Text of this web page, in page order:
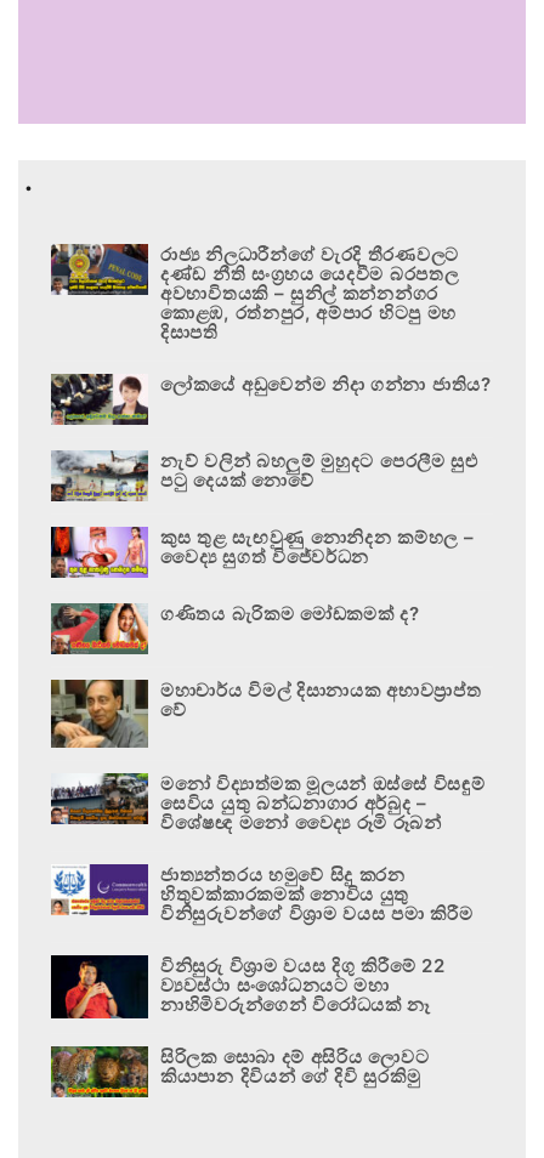
.
රාජ්‍ය නිලධාරීන්ගේ වැරදි තීරණවලට
දණ්ඩ නීති සංග්‍රහය යෙදවීම බරපතල
අවභාවිතයකි – සුනිල් කන්නන්ගර
කොළඹ, රත්නපුර, අම්පාර හිටපු මහ
දිසාපති
ලෝකයේ අඩුවෙන්ම නිදා ගන්නා ජාතිය?
නැව් වලින් බහලුම් මුහුදට පෙරලීම සුළු
පටු දෙයක් නොවේ
කුස තුළ සැඟවුණු නොනිදන කම්හල –
වෛද්‍ය සුගත් විජේවර්ධන
ගණිතය බැරිකම මෝඩකමක් ද?
මහාචාර්ය විමල් දිසානායක අභාවප්‍රාප්ත
වේ
මනෝ විද්‍යාත්මක මූලයන් ඔස්සේ විසඳුම්
සෙවිය යුතු බන්ධනාගාර අර්බුද –
විශේෂඥ මනෝ වෛද්‍ය රූමි රූබන්
ජාත්‍යන්තරය හමුවේ සිදු කරන
හිතුවක්කාරකමක් නොවිය යුතු
විනිසුරුවන්ගේ විශ්‍රාම වයස පමා කිරීම
විනිසුරු විශ්‍රාම වයස දිගු කිරීමේ 22
ව්‍යවස්ථා සංශෝධනයට මහා
නාහිමිවරුන්ගෙන් විරෝධයක් නෑ
සිරිලක සොබා දම් අසිරිය ලොවට
කියාපාන දිවියන් ගේ දිවි සුරකිමු